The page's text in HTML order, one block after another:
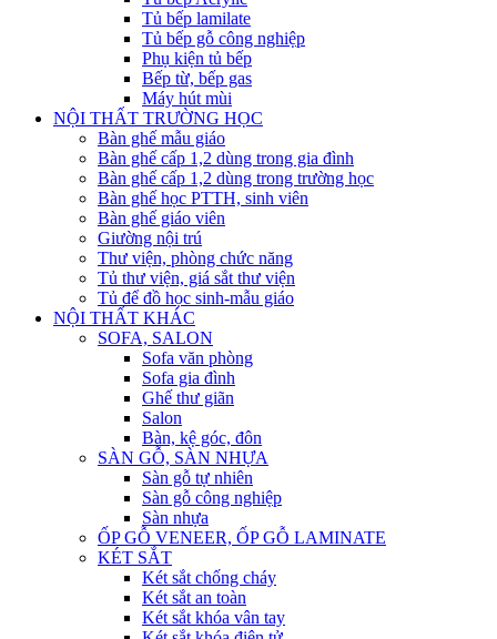
Tủ bếp lamilate
Tủ bếp gỗ công nghiệp
Phụ kiện tủ bếp
Bếp từ, bếp gas
Máy hút mùi
NỘI THẤT TRƯỜNG HỌC
Bàn ghế mẫu giáo
Bàn ghế cấp 1,2 dùng trong gia đình
Bàn ghế cấp 1,2 dùng trong trường học
Bàn ghế học PTTH, sinh viên
Bàn ghế giáo viên
Giường nội trú
Thư viện, phòng chức năng
Tủ thư viện, giá sắt thư viện
Tủ để đồ học sinh-mẫu giáo
NỘI THẤT KHÁC
SOFA, SALON
Sofa văn phòng
Sofa gia đình
Ghế thư giãn
Salon
Bàn, kệ góc, đôn
SÀN GỖ, SÀN NHỰA
Sàn gỗ tự nhiên
Sàn gỗ công nghiệp
Sàn nhựa
ỐP GỖ VENEER, ỐP GỖ LAMINATE
KÉT SẮT
Két sắt chống cháy
Két sắt an toàn
Két sắt khóa vân tay